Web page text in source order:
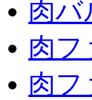
肉バ
肉フ
肉フ